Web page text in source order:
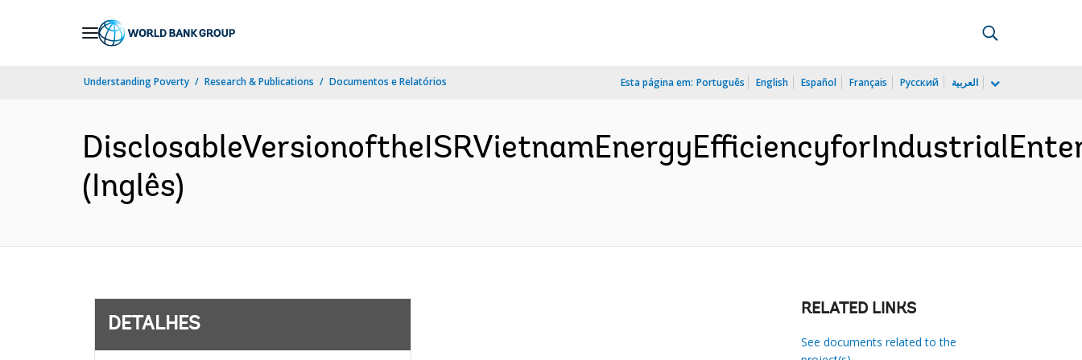
Understanding Poverty Research & Publications Documentos e Relatórios Esta página em: Português English Español Français Русский العربية
(Inglês)
DETALHES
RELATED LINKS
See documents related to the